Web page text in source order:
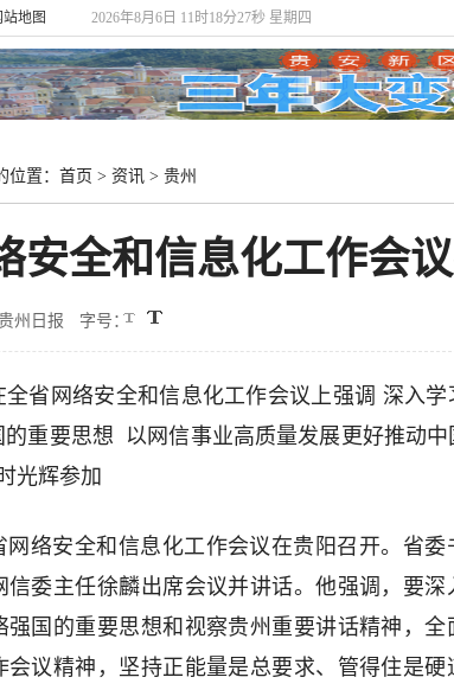
站地图 2026年8月6日 11时18分27秒 星期四
位置： 首页 > 资讯 > 贵州
安全和信息化工作会
州日报 字号：
全省网络安全和信息化工作会议上强调 深入学
的重要思想 以网信事业高质量发展更好推动中
光辉参加
网络安全和信息化工作会议在贵阳召开。省委
信委主任徐麟出席会议并讲话。他强调，要深
强国的重要思想和视察贵州重要讲话精神，全
会议精神，坚持正能量是总要求、管得住是硬